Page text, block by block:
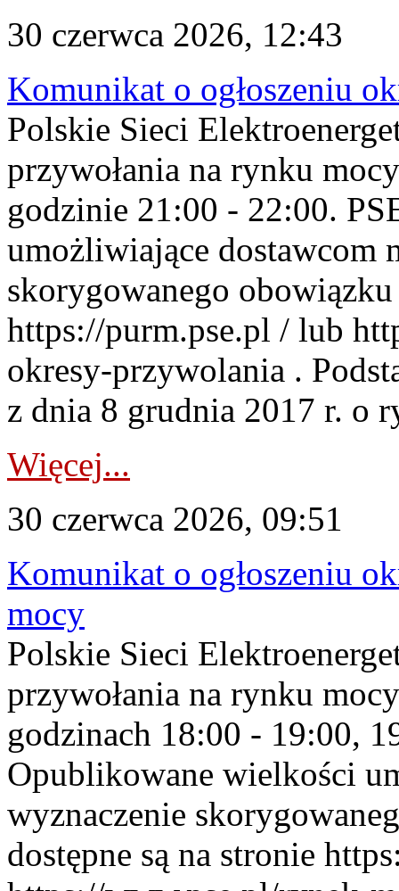
30 czerwca 2026, 12:43
Komunikat o ogłoszeniu
Polskie Sieci
przywołania na rynku
godzinie 21:00 - 22:00.
umożliwiające dostawcom
skorygowanego
https://purm.pse.pl / lub
okresy-przywolania .
z dnia 8 grudnia 2017 r. o
Więcej...
30 czerwca 2026, 09:51
Komunikat o ogłoszeniu
mocy
Polskie Sieci
przywołania na rynku
godzinach 18:00 - 19:00,
Opublikowane wielkości
wyznaczenie
dostępne są na stronie